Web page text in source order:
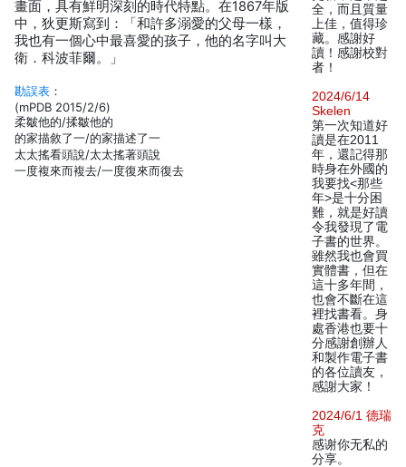
畫面，具有鮮明深刻的時代特點。在1867年版
中，狄更斯寫到：「和許多溺愛的父母一樣，
我也有一個心中最喜愛的孩子，他的名字叫大
衛．科波菲爾。」
勘誤表 ：
(mPDB 2015/2/6)
柔皺他的/揉皺他的
的家描敘了一/的家描述了一
太太搖看頭說/太太搖著頭說
一度複來而複去/一度復來而復去
全，而且質量
上佳，值得珍
藏。感謝好
讀！感謝校對
者！
2024/6/14
Skelen
第一次知道好
讀是在2011
年，還記得那
時身在外國的
我要找<那些
年>是十分困
難，就是好讀
令我發現了電
子書的世界。
雖然我也會買
實體書，但在
這十多年間，
也會不斷在這
裡找書看。身
處香港也要十
分感謝創辦人
和製作電子書
的各位讀友，
感謝大家！
2024/6/1 德瑞
克
感谢你无私的
分享。